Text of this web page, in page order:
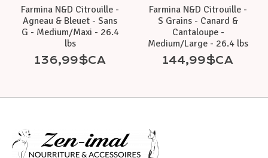
Farmina N&D Citrouille -
Agneau & Bleuet - Sans
G - Medium/Maxi - 26.4
lbs
136,99$CA
Farmina N&D Citrouille -
S Grains - Canard &
Cantaloupe -
Medium/Large - 26.4 lbs
144,99$CA